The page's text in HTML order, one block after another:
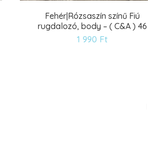
Fehér|Rózsaszín színű Fiú
rugdalozó, body – ( C&A ) 46
1 990 Ft